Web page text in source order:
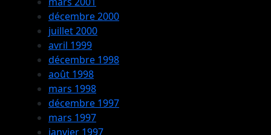
décembre 2000
juillet 2000
avril 1999
décembre 1998
août 1998
mars 1998
décembre 1997
mars 1997
janvier 1997